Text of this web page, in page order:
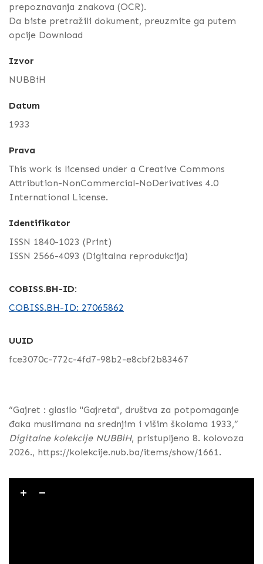
prepoznavanja znakova (OCR).
Da biste pretražili dokument, preuzmite ga putem
opcije Download
Izvor
NUBBiH
Datum
1933
Prava
This work is licensed under a Creative Commons
Attribution-NonCommercial-NoDerivatives 4.0
International License.
Identifikator
ISSN 1840-1023 (Print)
ISSN 2566-4093 (Digitalna reprodukcija)
COBISS.BH-ID:
COBISS.BH-ID: 27065862
UUID
fce3070c-772c-4fd7-98b2-e8cbf2b83467
“Gajret : glasilo "Gajreta", društva za potpomaganje
đaka muslimana na srednjim i višim školama 1933,”
Digitalne kolekcije NUBBiH, pristupljeno 8. kolovoza
2026., https://kolekcije.nub.ba/items/show/1661.